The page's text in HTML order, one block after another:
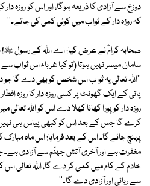
دوزخ سے آزادی کا ذریعہ ہوگا، اور اس کو روزہ
کہ روزہ دار کے ثواب میں کوئی کمی کی جائے۔''
صحابہ کرامؓ نے عرض کیا: اے اﷲ کے رسول ﷺ! ہم
سامان میسر نہیں ہوتا (تو کیا غرباء اس ثواب
''اﷲ تعالی یہ ثواب اس شخص کو بھی دے گا جو
پانی کے ایک گھونٹ پر کسی روزہ دار کا روزہ
روزہ دار کو پورا کھانا کھلا دے اس کو اﷲ
کرے گا جس کے بعد اس کو کبھی پیاس ہی
پہنچ جائے گا۔ اس کے بعد فرمایا: اس ماہ
مغفرت ہے اور آخری آتش جہنّم سے آزادی ہے۔
خادم کے کام میں کمی کر دے گا، اﷲ تعالی اس
سے رہائی اور آزادی دے گا۔''